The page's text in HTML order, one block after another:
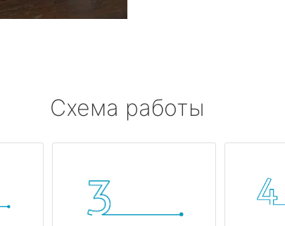
Схема работы